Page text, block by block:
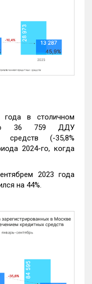
года в столичном
36 759 ДДУ
средств (-35,8%
2024-го, когда
2023 года
на 44%.